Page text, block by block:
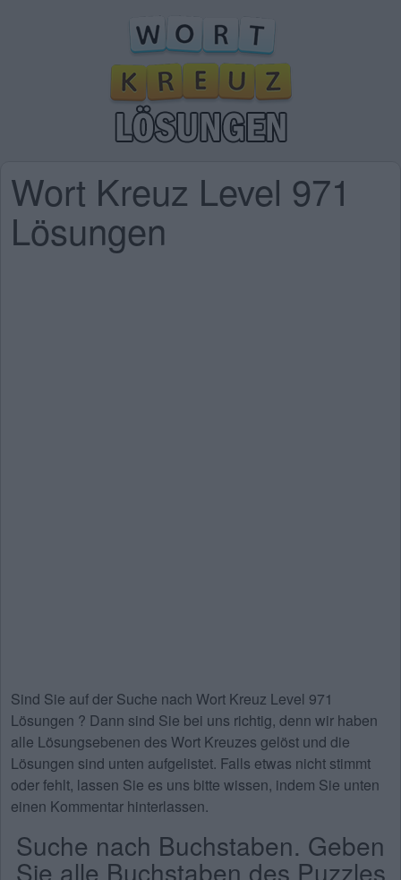
Wort Kreuz Level 971
Lösungen
Sind Sie auf der Suche nach Wort Kreuz Level 971
Lösungen ? Dann sind Sie bei uns richtig, denn wir haben
alle Lösungsebenen des Wort Kreuzes gelöst und die
Lösungen sind unten aufgelistet. Falls etwas nicht stimmt
oder fehlt, lassen Sie es uns bitte wissen, indem Sie unten
einen Kommentar hinterlassen.
Suche nach Buchstaben. Geben
Sie alle Buchstaben des Puzzles